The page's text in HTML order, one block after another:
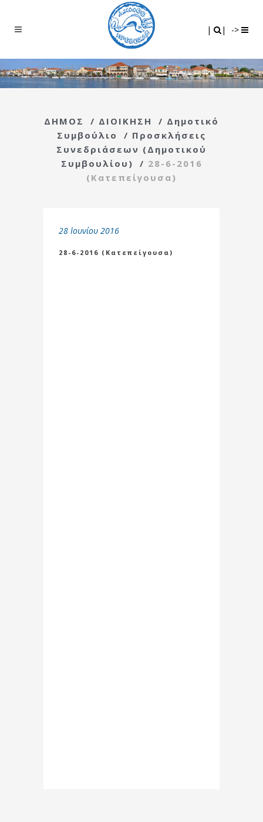
| | ->
ΔΗΜΟΣ / ΔΙΟΙΚΗΣΗ / Δημοτικό
Συμβούλιο
/ Προσκλήσεις
Συνεδριάσεων (Δημοτικού
Συμβουλίου)
/ 28-6-2016
(Κατεπείγουσα)
28 Ιουνίου 2016
28-6-2016 (Κατεπείγουσα)